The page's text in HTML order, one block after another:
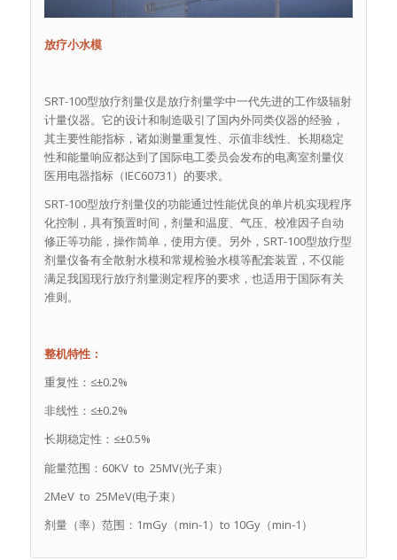
放疗小水模
SRT-100型放疗剂量仪是放疗剂量学中一代先进的工作级辐射
计量仪器。它的设计和制造吸引了国内外同类仪器的经验，
其主要性能指标，诸如测量重复性、示值非线性、长期稳定
性和能量响应都达到了国际电工委员会发布的电离室剂量仪
医用电器指标（IEC60731）的要求。
SRT-100型放疗剂量仪的功能通过性能优良的单片机实现程序
化控制，具有预置时间，剂量和温度、气压、校准因子自动
修正等功能，操作简单，使用方便。另外，SRT-100型放疗型
剂量仪备有全散射水模和常规检验水模等配套装置，不仅能
满足我国现行放疗剂量测定程序的要求，也适用于国际有关
准则。
整机特性：
重复性：≤±0.2%
非线性：≤±0.2%
长期稳定性：≤±0.5%
能量范围：60KV to 25MV(光子束）
2MeV to 25MeV(电子束）
剂量（率）范围：1mGy（min-1）to 10Gy（min-1）